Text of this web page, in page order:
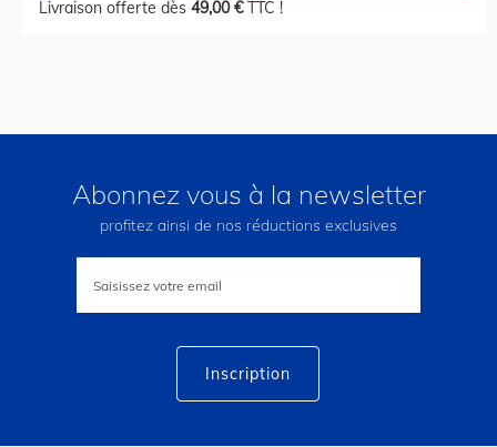
Livraison offerte dès 49,00 €TTC !
Abonnez vous à la newsletter
profitez ainsi de nos réductions exclusives
lettre
Inscription